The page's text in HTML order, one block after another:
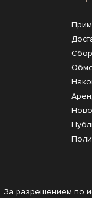
разрешением по